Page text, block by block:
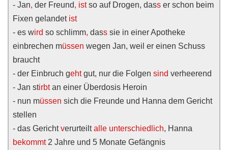
- Jan, der Freund, istso auf Drogen, dass er schon beim
Fixen gelandet ist
- es wird so schlimm, dass sie in einer Apotheke
einbrechen müssen wegen Jan, weil er einen Schuss
braucht
- der Einbruch gehtgut, nur die Folgen sind verheerend
- Jan stirbtan einer Überdosis Heroin
- nun müssen sich die Freunde und Hanna dem Gericht
stellen
- das Gerichtverurteiltalle unterschiedlich, Hanna
bekommt2 Jahre und 5 Monate Gefängnis